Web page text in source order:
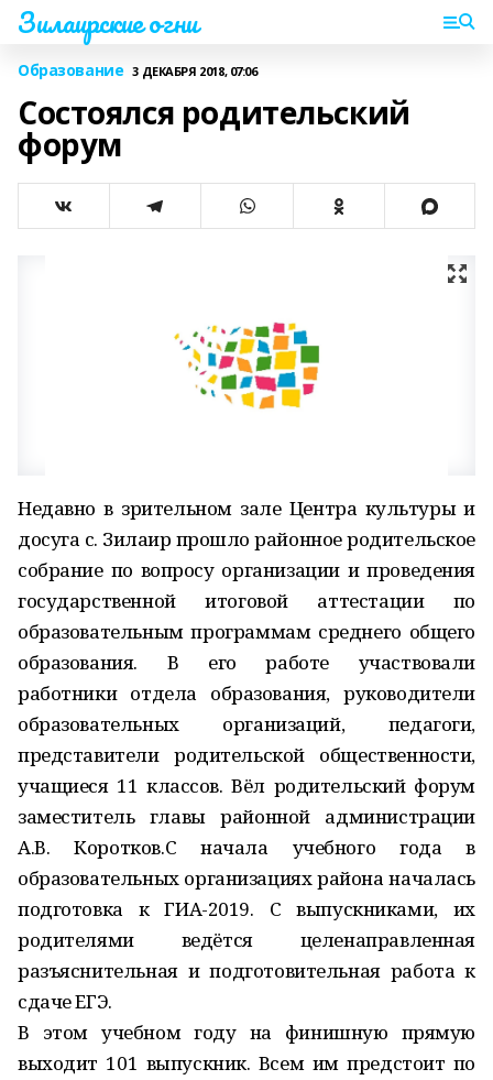
Зилаирские огни
Образование 3 ДЕКАБРЯ 2018, 07:06
Состоялся родительский
форум
Недавно в зрительном зале Центра культуры и
досуга с. Зилаир прошло районное родительское
собрание по вопросу организации и проведения
государственной итоговой аттестации по
образовательным программам среднего общего
образования. В его работе участвовали
работники отдела образования, руководители
образовательных организаций, педагоги,
представители родительской общественности,
учащиеся 11 классов. Вёл родительский форум
заместитель главы районной администрации
А.В. Коротков.С начала учебного года в
образовательных организациях района началась
подготовка к ГИА-2019. С выпускниками, их
родителями ведётся целенаправленная
разъяснительная и подготовительная работа к
сдаче ЕГЭ.
В этом учебном году на финишную прямую
выходит 101 выпускник. Всем им предстоит по